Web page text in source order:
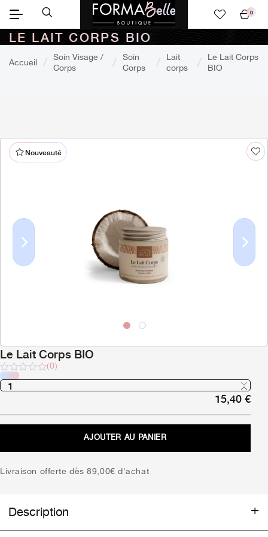
panier
0
LE LAIT CORPS BIO
Accueil
Soin Visage /
Corps
Soin
Corps
Lait
corps
Le Lait Corps
BIO
Nouveauté
Previous Next
Le Lait Corps BIO
Note
sur
(0)
15,40€
AJOUTER AU PANIER
Livraison offerte dès 89,00€ d'achat
Description